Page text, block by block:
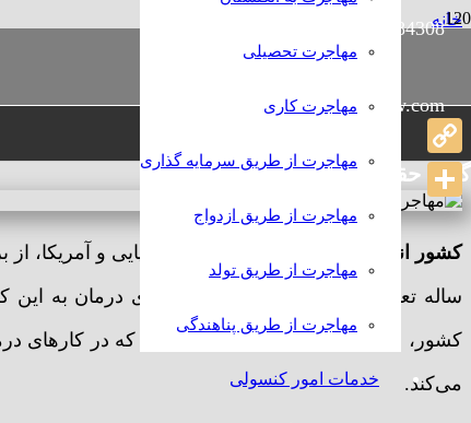
989386384308+
info@rameshlaw.com
مهاجرت تحصیلی
مهاجرت کاری
مهاجرت از طریق سرمایه گذاری
مهاجرت از طریق ازدواج
مهاجرت از طریق تولد
مهاجرت از طریق پناهندگی
خدمات امور کنسولی
گروه حقوقی و مهاجرتی رامش
خانه
مهاجرتی
مهاجرت کادر درمان به انگلستان
مهاجرت کادر درمان به
کشور انگلستان
مثل دیگر کشورهای اروپایی و آمریکا،
ساله تعداد زیادی توریست پزشکی، برای درمان به
کشور، انگلستان از متخصصان و افرادی که در کارهای
می‌کند.
Copy
Link
Share